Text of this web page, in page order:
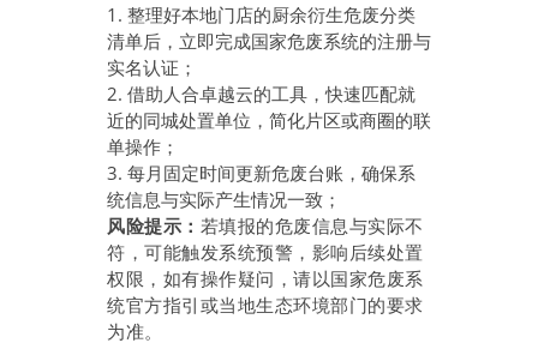
1. 整理好本地门店的厨余衍生危废分类
清单后，立即完成国家危废系统的注册与
实名认证；
2. 借助人合卓越云的工具，快速匹配就
近的同城处置单位，简化片区或商圈的联
单操作；
3. 每月固定时间更新危废台账，确保系
统信息与实际产生情况一致；
风险提示： 若填报的危废信息与实际不
符，可能触发系统预警，影响后续处置
权限，如有操作疑问，请以国家危废系
统官方指引或当地生态环境部门的要求
为准。